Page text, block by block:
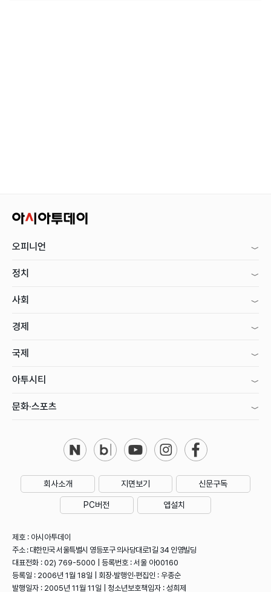
오피니언
정치
사회
경제
국제
아투시티
문화·스포츠
회사소개 지면보기 신문구독
PC버전 앱설치
제호 : 아시아투데이
주소 : 대한민국 서울특별시 영등포구 의사당대로1길 34 인영빌딩
대표전화 : 02) 769-5000 | 등록번호 : 서울 아00160
등록일 : 2006년 1월 18일 | 회장·발행인·편집인 : 우종순
발행일자 : 2005년 11월 11일 | 청소년보호책임자 : 성희제